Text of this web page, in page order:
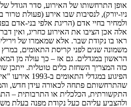
אופן התרחשותו של האירוע, סדר הגודל
ניו-יורק), לנסיבות שבו אירע (פעולת
ולמחיר בחיי אדם (הריגת אלפי בני-אדם
אלה אכן הציבו את האירוע כחריג, ואין
ראו בו נקודת שבר. אלא שמאמרו של
הראשון במגדלים. גם אז – כך עולה מן
כזה המצריך השחזת כלים טוטלית. ייתכן
הפיגוע במגדלי
שהתרחשותם פתחה לכאורה עידן חדש,
התקשורתית, הכלכלית או התרבותית –
ולהצביע עליהם כעל נקודת מפנה בעלת